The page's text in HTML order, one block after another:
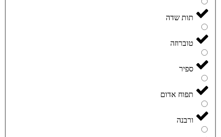
תות שדה
טוברוזה
ספיר
תפוח אדום
ורבנה